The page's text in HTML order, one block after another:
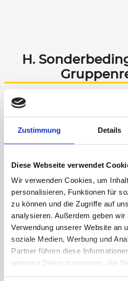
Zustimmung Details
Diese Webseite verwendet
Wir verwenden Cookies, um
personalisieren, Funktionen für
zu können und die Zugriffe auf
analysieren. Außerdem geben
Verwendung unserer Website an
soziale Medien, Werbung und
Partner führen diese
weiteren Daten zusammen, die
H.
1. Mit dem
„Reisegruppe“ wird
mindestens 3 voll
Apartments, für die
Reservierung
Reisegruppe
2. Bei der
Reisegruppe
Gästehaus ein
3. Vor Anreise der
Gästehaus eine
Teilnehmern
4. Bei